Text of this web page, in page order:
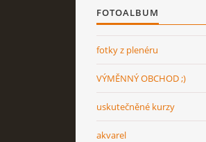
FOTOALBUM
fotky z plenéru
VÝMĚNNÝ OBCHOD ;)
uskutečněné kurzy
akvarel